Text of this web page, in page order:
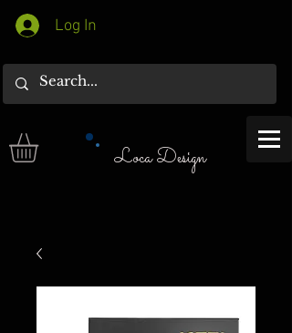
Log In
Loca Design